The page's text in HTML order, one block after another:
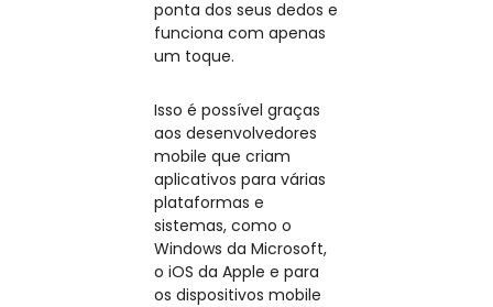
ponta dos seus dedos e
funciona com apenas
um toque.
Isso é possível graças
aos desenvolvedores
mobile que criam
aplicativos para várias
plataformas e
sistemas, como o
Windows da Microsoft,
o iOS da Apple e para
os dispositivos mobile